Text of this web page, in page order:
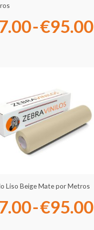
-€95.00
Liso Beige Mate por Metros
-€95.00